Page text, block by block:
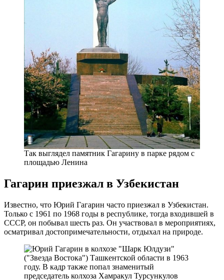
Так выглядел памятник Гагарину в парке рядом с
площадью Ленина
Гагарин приезжал в Узбекистан
Известно, что Юрий Гагарин часто приезжал в Узбекистан.
Только с 1961 по 1968 годы в республике, тогда входившей в
СССР, он побывал шесть раз. Он участвовал в мероприятиях,
осматривал достопримечательности, отдыхал на природе.